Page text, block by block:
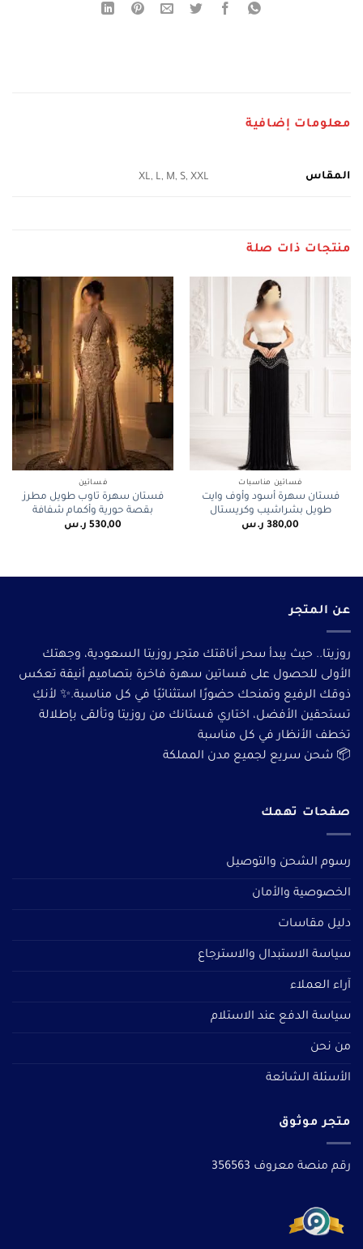
معلومات إضافية
المقاس XL, L, M, S, XXL
منتجات ذات صلة
فساتين مناسبات
فستان سهرة أسود وأوف وايت
طويل بشراشيب وكريستال
380,00 ر.س
فساتين
فستان سهرة تاوب طويل مطرز
بقصة حورية وأكمام شفافة
530,00 ر.س
عن المتجر
روزيتا.. حيث يبدأ سحر أناقتك متجر روزيتا السعودية، وجهتك
الأولى للحصول على فساتين سهرة فاخرة بتصاميم أنيقة تعكس
ذوقك الرفيع وتمنحك حضورًا استثنائيًا في كل مناسبة.✨ لأنكِ
تستحقين الأفضل، اختاري فستانك من روزيتا وتألقى بإطلالة
تخطف الأنظار في كل مناسبة
📦 شحن سريع لجميع مدن المملكة
صفحات تهمك
رسوم الشحن والتوصيل
الخصوصية والأمان
دليل مقاسات
سياسة الاستبدال والاسترجاع
آراء العملاء
سياسة الدفع عند الاستلام
من نحن
الأسئلة الشائعة
متجر موثوق
رقم منصة معروف 356563